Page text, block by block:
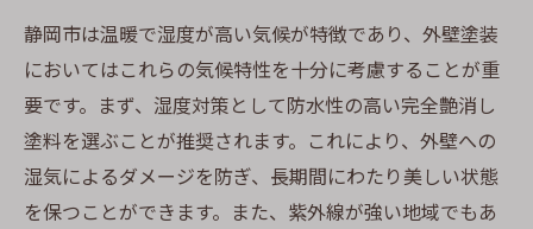
静岡市は温暖で湿度が高い気候が特徴であり、外壁塗装
においてはこれらの気候特性を十分に考慮することが重
要です。まず、湿度対策として防水性の高い完全艶消し
塗料を選ぶことが推奨されます。これにより、外壁への
湿気によるダメージを防ぎ、長期間にわたり美しい状態
を保つことができます。また、紫外線が強い地域でもあ